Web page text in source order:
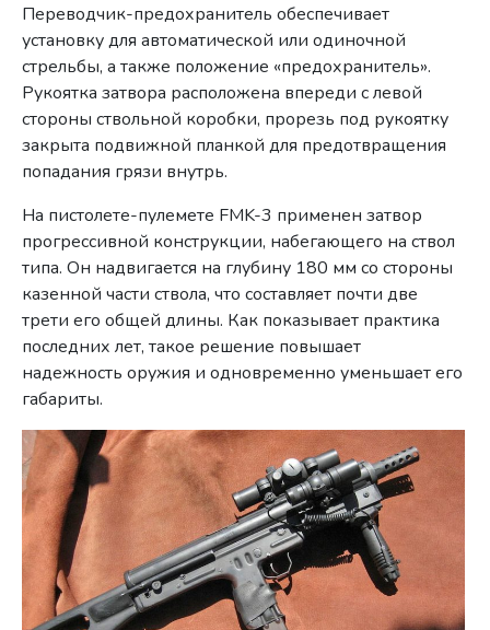
Переводчик-предохранитель обеспечивает
установку для автоматической или одиночной
стрельбы, а также положение «предохранитель».
Рукоятка затвора расположена впереди с левой
стороны ствольной коробки, прорезь под рукоятку
закрыта подвижной планкой для предотвращения
попадания грязи внутрь.
На пистолете-пулемете FMK-3 применен затвор
прогрессивной конструкции, набегающего на ствол
типа. Он надвигается на глубину 180 мм со стороны
казенной части ствола, что составляет почти две
трети его общей длины. Как показывает практика
последних лет, такое решение повышает
надежность оружия и одновременно уменьшает его
габариты.